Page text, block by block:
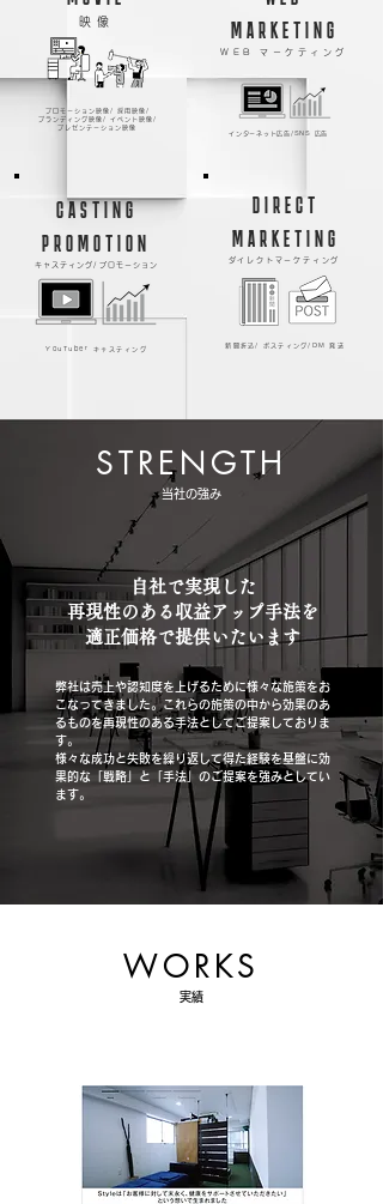
映像
プロモーション映像/ 採用映像/
ブランディング映像/ イベント映像/
プレゼンテーション映像
CASTING
PROMOTION
キャスティング/ プロモーション
YouTuber キャスティング
MARKETING
WEB マーケティング
インターネット広告/SNS 広告
DIRECT
MARKETING
ダイレクトマーケティング
新聞折込/ ポスティング/DM 発送
STRENGTH
当社の強み
自社で実現した
再現性のある収益アップ手法を
適正価格で提供いたいます
弊社は売上や認知度を上げるために様々な施策をお
こなってきました。これらの施策の中から効果のあ
るものを再現性のある手法としてご提案しておりま
す。
様々な成功と失敗を繰り返して得た経験を基盤に効
果的な「戦略」と「手法」のご提案を強みとしてい
ます。
WORKS
実績